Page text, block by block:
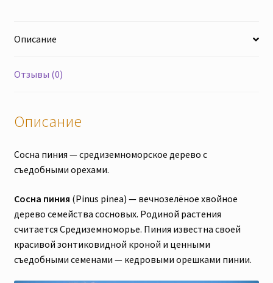
Отправка
Европе.
Описание
Отзывы (0)
Описание
Сосна пиния — средиземноморское дерево с
съедобными орехами.
Сосна пиния (Pinus pinea) — вечнозелёное хвойное
дерево семейства сосновых. Родиной растения
считается Средиземноморье. Пиния известна своей
красивой зонтиковидной кроной и ценными
съедобными семенами — кедровыми орешками пинии.